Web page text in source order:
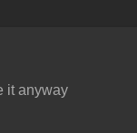
it anyway